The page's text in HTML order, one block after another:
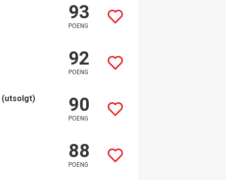
93
POENG
92
POENG
(utsolgt) 90
POENG
88
POENG